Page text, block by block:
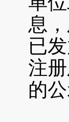
息
已
注
的